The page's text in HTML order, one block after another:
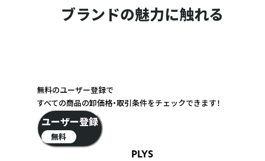
ブランドの魅力に触れる
PLYS
無料のユーザー登録で
すべての商品の卸価格・取引条件をチェックできます！
ユーザー登録
無料